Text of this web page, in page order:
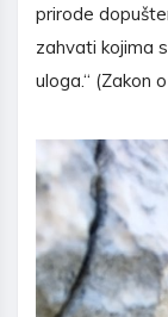
prirode
zahvati kojima
uloga.“ (Zakon